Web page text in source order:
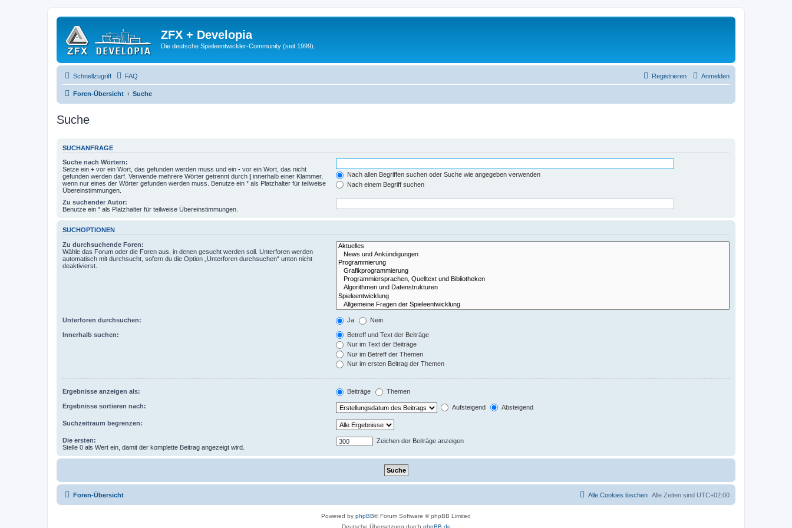
ZFX + Developia
Die deutsche Spieleentwickler-Community (seit 1999).
Schnellzugriff FAQ Anmelden
Registrieren
Foren-Übersicht Suche
Suche
SUCHANFRAGE
Suche nach Wörtern:
Setze ein + vor ein Wort, das gefunden werden muss und ein - vor ein Wort, das nicht
gefunden werden darf. Verwende mehrere Wörter getrennt durch | innerhalb einer Klammer,
wenn nur eines der Wörter gefunden werden muss. Benutze ein * als Platzhalter für teilweise
Übereinstimmungen.
Nach allen Begriffen suchen oder Suche wie angegeben verwenden
Nach einem Begriff suchen
Zu suchender Autor:
Benutze ein * als Platzhalter für teilweise Übereinstimmungen.
SUCHOPTIONEN
Zu durchsuchende Foren:
Wähle das Forum oder die Foren aus, in denen gesucht werden soll. Unterforen werden
automatisch mit durchsucht, sofern du die Option „Unterforen durchsuchen“ unten nicht
deaktivierst.
Unterforen durchsuchen: Ja Nein
Innerhalb suchen:
Betreff und Text der Beiträge
Nur im Text der Beiträge
Nur im Betreff der Themen
Nur im ersten Beitrag der Themen
Ergebnisse anzeigen als: Beiträge Themen
Ergebnisse sortieren nach: Aufsteigend Absteigend
Suchzeitraum begrenzen:
Die ersten:
Stelle 0 als Wert ein, damit der komplette Beitrag angezeigt wird.
Zeichen der Beiträge anzeigen
Foren-Übersicht Alle Zeiten sind UTC+02:00
Alle Cookies löschen
Powered by phpBB® Forum Software © phpBB Limited
Deutsche Übersetzung durch phpBB.de